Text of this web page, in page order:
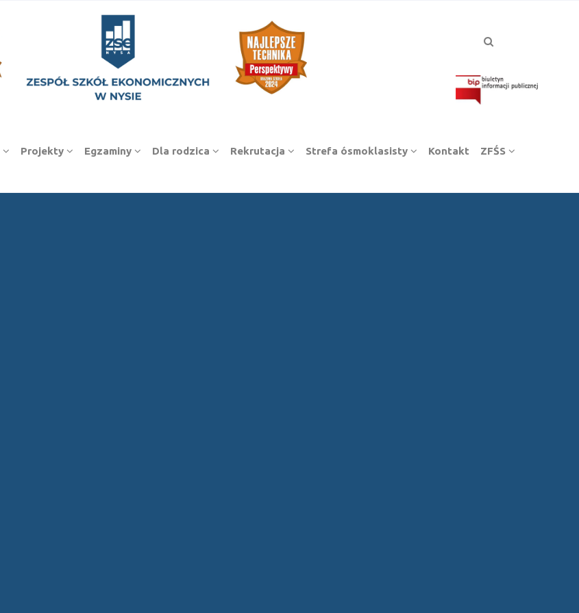
Projekty Egzaminy Dla rodzica Rekrutacja Strefa ósmoklasisty Kontakt ZFŚS